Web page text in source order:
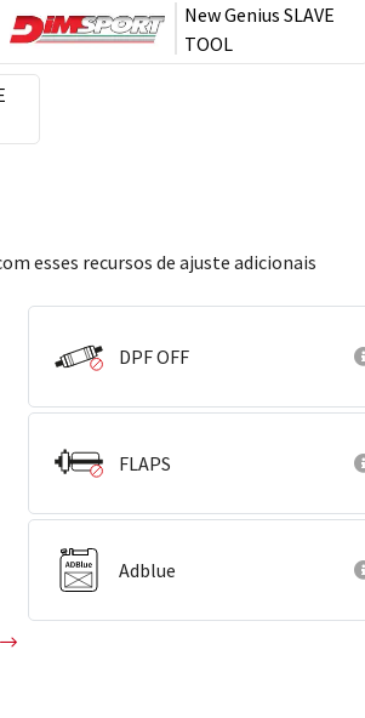
New Genius SLAVE
TOOL
esses recursos de ajuste adicionais
DPF OFF
FLAPS
Adblue